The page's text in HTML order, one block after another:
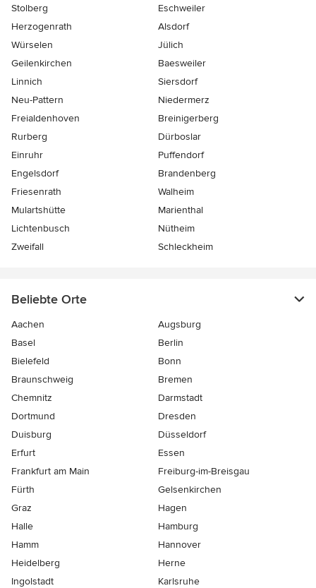
Stolberg
Eschweiler
Herzogenrath
Alsdorf
Würselen
Jülich
Geilenkirchen
Baesweiler
Linnich
Siersdorf
Neu-Pattern
Niedermerz
Freialdenhoven
Breinigerberg
Rurberg
Dürboslar
Einruhr
Puffendorf
Engelsdorf
Brandenberg
Friesenrath
Walheim
Mulartshütte
Marienthal
Lichtenbusch
Nütheim
Zweifall
Schleckheim
Beliebte Orte
Aachen
Augsburg
Basel
Berlin
Bielefeld
Bonn
Braunschweig
Bremen
Chemnitz
Darmstadt
Dortmund
Dresden
Duisburg
Düsseldorf
Erfurt
Essen
Frankfurt am Main
Freiburg-im-Breisgau
Fürth
Gelsenkirchen
Graz
Hagen
Halle
Hamburg
Hamm
Hannover
Heidelberg
Herne
Ingolstadt
Karlsruhe